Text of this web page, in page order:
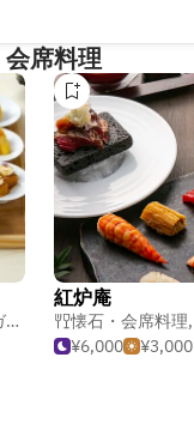
席料理
紅炉庵
懐石・会席料理,
¥6,000
¥3,000